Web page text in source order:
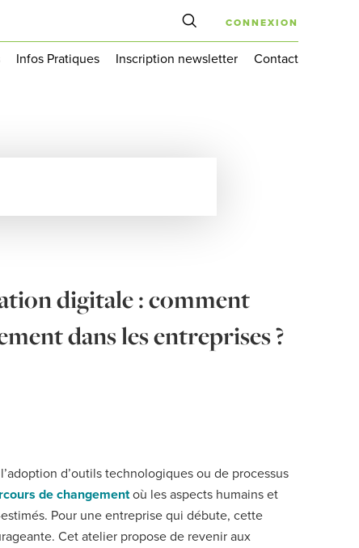
Infos Pratiques Inscription newsletter Contact
CONNEXION
digitale : comment
dans les entreprises ?
d’outils technologiques ou de processus
de changementoù les aspects humains et
Pour une entreprise qui débute, cette
Cet atelier propose de revenir aux